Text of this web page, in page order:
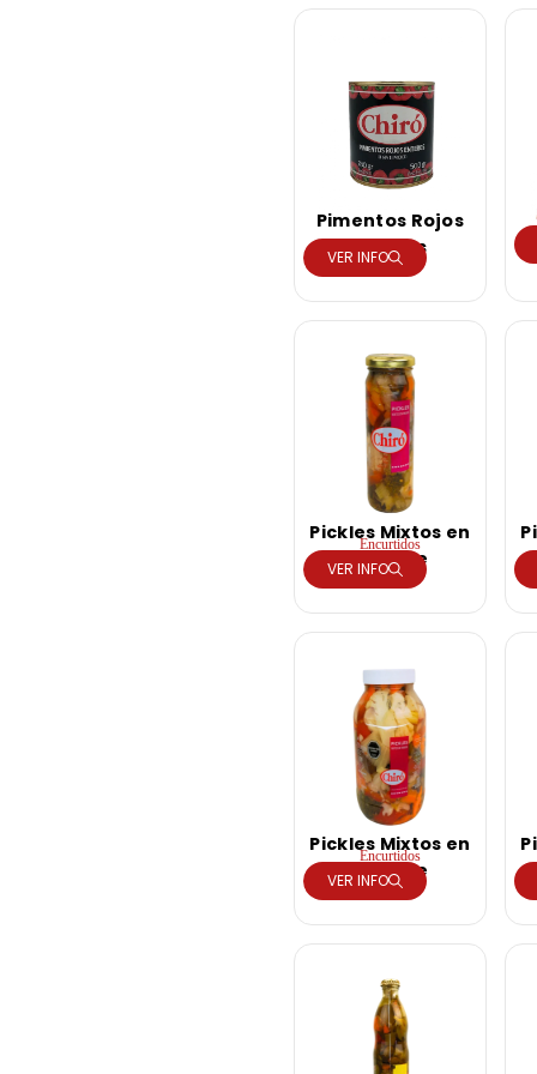
Pimentos Rojos
Enteros
VER INFO
Pickles Mixtos en
Vinagre
Encurtidos
VER INFO
Pickles Mixtos en
Vinagre
Encurtidos
VER INFO